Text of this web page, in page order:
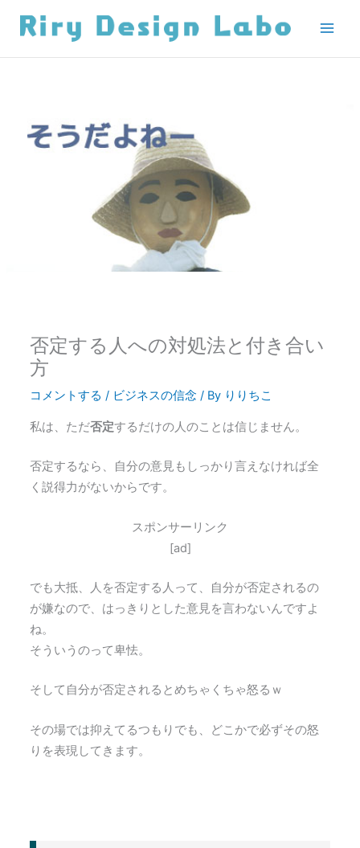
否定する人への対処法と付き合い
方
コメントする / ビジネスの信念 / By りりちこ
私は、ただ否定するだけの人のことは信じません。
否定するなら、自分の意見もしっかり言えなければ全
く説得力がないからです。
スポンサーリンク
[ad]
でも大抵、人を否定する人って、自分が否定されるの
が嫌なので、はっきりとした意見を言わないんですよ
ね。
そういうのって卑怯。
そして自分が否定されるとめちゃくちゃ怒るｗ
その場では抑えてるつもりでも、どこかで必ずその怒
りを表現してきます。